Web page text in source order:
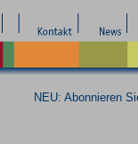
NEU: Abonnieren